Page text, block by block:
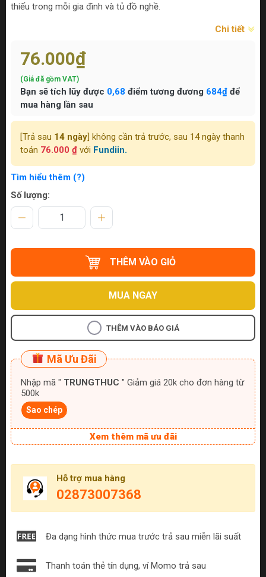
thiếu trong mỗi gia đình và tủ đồ nghề.
Chi tiết
76.000₫
(Giá đã gồm VAT)
Bạn sẽ tích lũy được 0,68 điểm tương đương 684₫ để
mua hàng lần sau
[Trả sau 14 ngày ] không cần trả trước, sau 14 ngày thanh
toán 76.000 ₫ với Fundiin.
Tìm hiểu thêm (?)
Số lượng:
THÊM VÀO GIỎ
MUA NGAY
THÊM VÀO BÁO GIÁ
Mã Ưu Đãi
Nhập mã " TRUNGTHUC " Giảm giá 20k cho đơn hàng từ
500k
Sao chép
Xem thêm mã ưu đãi
Hỗ trợ mua hàng
02873007368
Đa dạng hình thức mua trước trả sau miễn lãi suất
Thanh toán thẻ tín dụng, ví Momo trả sau